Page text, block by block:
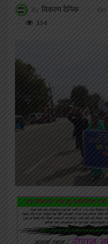
By विकल्प दैनिक On
334